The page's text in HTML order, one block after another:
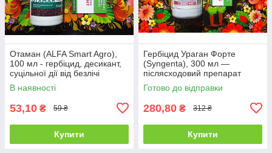
Отаман (ALFA Smart Agro),
100 мл - гербіцид, десикант,
суцільної дії від безлічі
бур'янів
В наявності
53,10 ₴ 59 ₴
Купити
Гербіцид Ураган Форте
(Syngenta), 300 мл —
післясходовий препарат
суцільної дії для боротьби з
бур'янами
Готово до відправки
280,80 ₴ 312 ₴
Купити